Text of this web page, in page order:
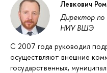
Левкович
Директор по
НИУ ВШЭ
С 2007 года руководил
осуществляют внешние
государственных,